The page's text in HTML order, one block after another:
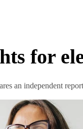
for
an independent